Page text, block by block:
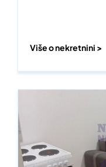
Više o nekretnini >